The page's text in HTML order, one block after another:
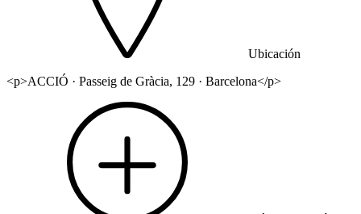
Ubicación
<p>ACCIÓ · Passeig de Gràcia, 129 · Barcelona</p>